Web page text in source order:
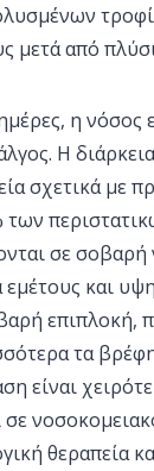
μετά από
η νόσος
Η
σχετικά με
σε
και
επιπλοκή,
τα
είναι
σε
θεραπεία